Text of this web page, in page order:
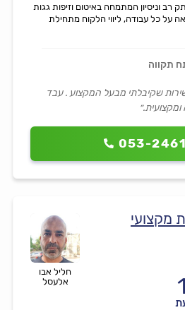
053-
רב וניסיון המתמחה באיטום וזיפות גגות
על כל עבודה, ליווי הלקוח מתחילת
תקווה
שקיבלתי מבעל המקצוע . עבד
חליל אבו
אלעסל
מקצועי